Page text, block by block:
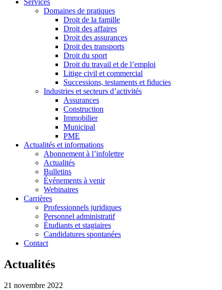
Services
Domaines de pratiques
Droit de la famille
Droit des affaires
Droit des assurances
Droit des transports
Droit du sport
Droit du travail et de l’emploi
Litige civil et commercial
Successions, testaments et fiducies
Industries et secteurs d’activités
Assurances
Construction
Immobilier
Municipal
PME
Actualités et informations
Abonnement à l’infolettre
Actualités
Bulletins
Événements à venir
Webinaires
Carrières
Professionnels juridiques
Personnel administratif
Étudiants et stagiaires
Candidatures spontanées
Contact
Actualités
21 novembre 2022